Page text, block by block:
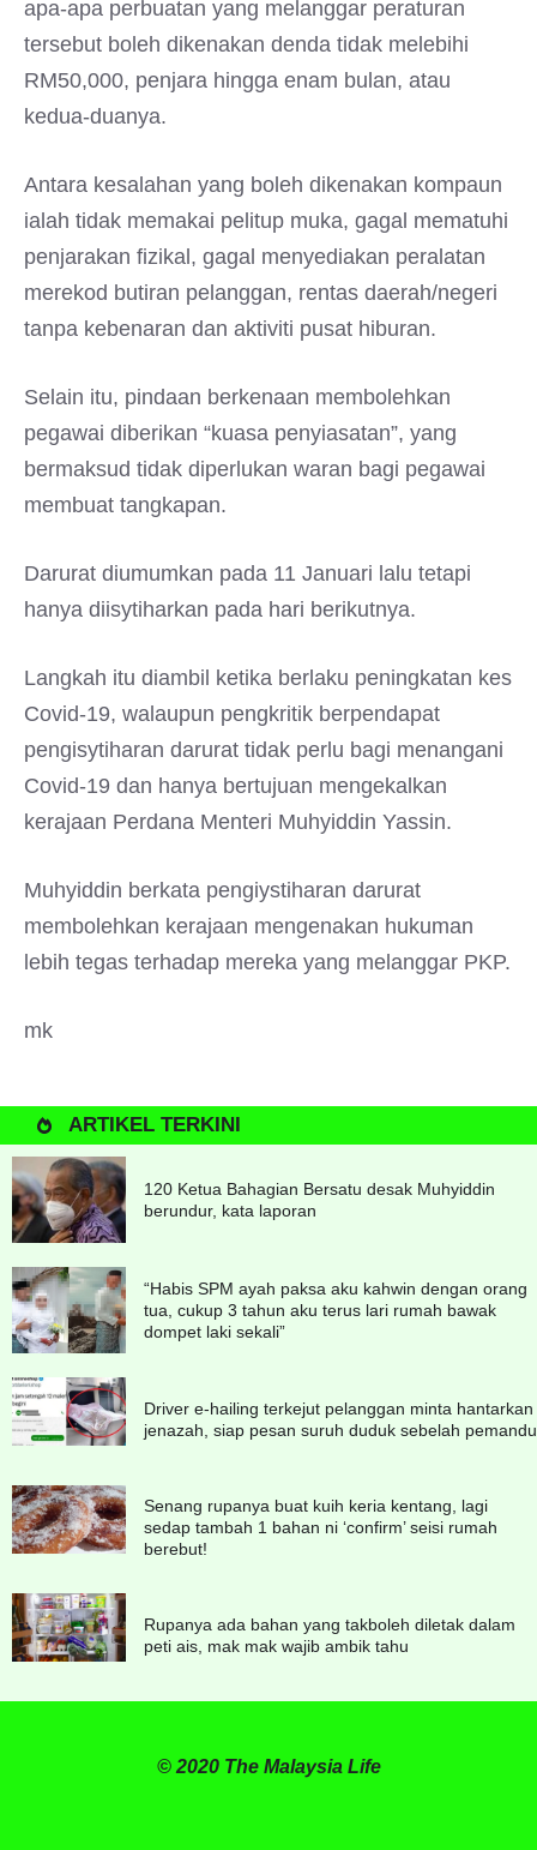
apa-apa perbuatan yang melanggar peraturan
tersebut boleh dikenakan denda tidak melebihi
RM50,000, penjara hingga enam bulan, atau
kedua-duanya.
Antara kesalahan yang boleh dikenakan kompaun
ialah tidak memakai pelitup muka, gagal mematuhi
penjarakan fizikal, gagal menyediakan peralatan
merekod butiran pelanggan, rentas daerah/negeri
tanpa kebenaran dan aktiviti pusat hiburan.
Selain itu, pindaan berkenaan membolehkan
pegawai diberikan “kuasa penyiasatan”, yang
bermaksud tidak diperlukan waran bagi pegawai
membuat tangkapan.
Darurat diumumkan pada 11 Januari lalu tetapi
hanya diisytiharkan pada hari berikutnya.
Langkah itu diambil ketika berlaku peningkatan kes
Covid-19, walaupun pengkritik berpendapat
pengisytiharan darurat tidak perlu bagi menangani
Covid-19 dan hanya bertujuan mengekalkan
kerajaan Perdana Menteri Muhyiddin Yassin.
Muhyiddin berkata pengiystiharan darurat
membolehkan kerajaan mengenakan hukuman
lebih tegas terhadap mereka yang melanggar PKP.
mk
ARTIKEL TERKINI
120 Ketua Bahagian Bersatu desak Muhyiddin
berundur, kata laporan
“Habis SPM ayah paksa aku kahwin dengan orang
tua, cukup 3 tahun aku terus lari rumah bawak
dompet laki sekali”
Driver e-hailing terkejut pelanggan minta hantarkan
jenazah, siap pesan suruh duduk sebelah pemandu
Senang rupanya buat kuih keria kentang, lagi
sedap tambah 1 bahan ni ‘confirm’ seisi rumah
berebut!
Rupanya ada bahan yang takboleh diletak dalam
peti ais, mak mak wajib ambik tahu
© 2020 The Malaysia Life